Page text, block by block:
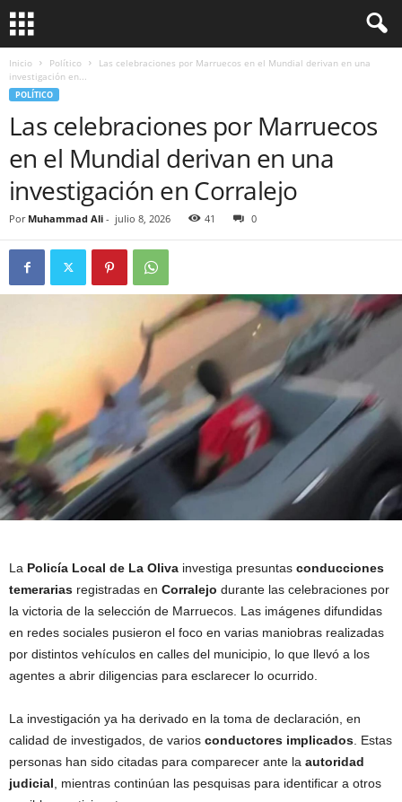
Inicio Político
Las celebraciones por Marruecos en el Mundial derivan en una
investigación en...
POLÍTICO
Las celebraciones por Marruecos
en el Mundial derivan en una
investigación en Corralejo
Por Muhammad Ali - julio 8, 2026 41 0
La Policía Local de La Oliva investiga presuntas conducciones
temerarias registradas en Corralejo durante las celebraciones por
la victoria de la selección de Marruecos. Las imágenes difundidas
en redes sociales pusieron el foco en varias maniobras realizadas
por distintos vehículos en calles del municipio, lo que llevó a los
agentes a abrir diligencias para esclarecer lo ocurrido.
La investigación ya ha derivado en la toma de declaración, en
calidad de investigados, de varios conductores implicados . Estas
personas han sido citadas para comparecer ante la autoridad
judicial , mientras continúan las pesquisas para identificar a otros